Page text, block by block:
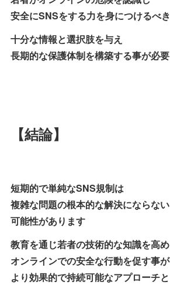
安全にSNSをする力を身につけるべき
十分な情報と選択肢を与え
長期的な保護体制を構築する事が必要
【結論】
短期的で単純なSNS規制は
複雑な問題の根本的な解決にならない
可能性があります
教育を通じ若者の技術的な知識を高め
オンラインでの安全な行動を促す事が
より効果的で持続可能なアプローチと